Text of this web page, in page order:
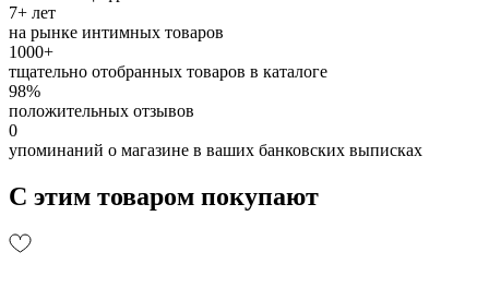
7+ лет
на рынке интимных товаров
1000+
тщательно отобранных товаров в каталоге
98%
положительных отзывов
0
упоминаний о магазине в ваших банковских выписках
С этим товаром покупают